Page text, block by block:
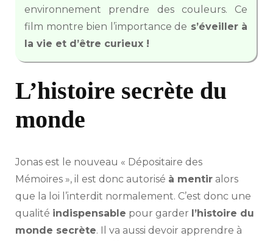
environnement prendre des couleurs. Ce
film montre bien l’importance de s’éveiller à
la vie et d’être curieux !
L’histoire secrète du
monde
Jonas est le nouveau « Dépositaire des
Mémoires », il est donc autorisé à mentir alors
que la loi l’interdit normalement. C’est donc une
qualité indispensable pour garder l’histoire du
monde secrète. Il va aussi devoir apprendre à